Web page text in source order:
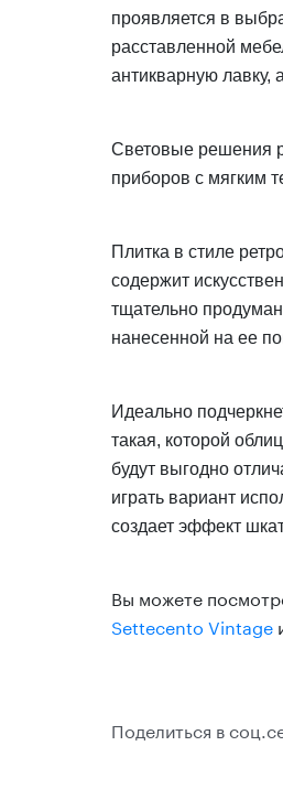
проявляется в
расставленной
антикварную лавку,
Световые решения
приборов с мягким
Плитка в стиле
содержит
тщательно
нанесенной на ее
Идеально
такая, которой
будут выгодно
играть вариант
создает эффект
Вы можете
Settecento Vintage
Поделиться в